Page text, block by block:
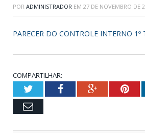
POR ADMINISTRADOR EM 27 DE NOVEMBRO DE
PARECER DO CONTROLE INTERNO 1º
COMPARTILHAR:
TwitterFacebookGoogle+
Email